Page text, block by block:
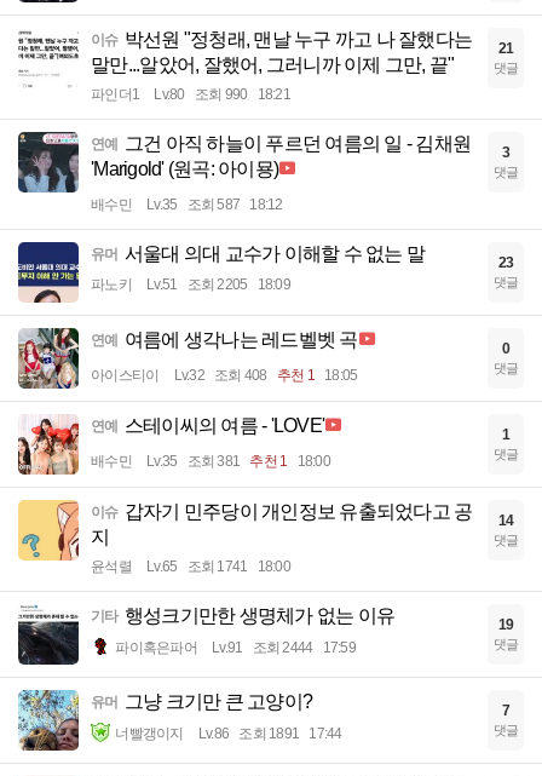
이슈 박선원 "정청래, 맨날 누구 까고 나 잘했다는
말만...알았어, 잘했어, 그러니까 이제 그만, 끝"
파인더1 Lv.80 조회 990 18:21
21
댓글
연예
그건 아직 하늘이 푸르던 여름의 일 - 김채원
'Marigold' (원곡: 아이묭)
배수민 Lv.35 조회 587 18:12
3
댓글
유머 서울대 의대 교수가 이해할 수 없는 말
파노키 Lv.51 조회 2205 18:09
23
댓글
연예 여름에 생각나는 레드벨벳 곡
아이스티이 Lv.32 조회 408 추천 1 18:05
0
댓글
연예 스테이씨의 여름 - 'LOVE'
배수민 Lv.35 조회 381 추천 1 18:00
1
댓글
이슈 갑자기 민주당이 개인정보 유출되었다고 공
지
윤석렬 Lv.65 조회 1741 18:00
14
댓글
기타 행성크기만한 생명체가 없는 이유
파이혹은파어 Lv.91 조회 2444 17:59
19
댓글
유머 그냥 크기만 큰 고양이?
너빨갱이지 Lv.86 조회 1891 17:44
7
댓글